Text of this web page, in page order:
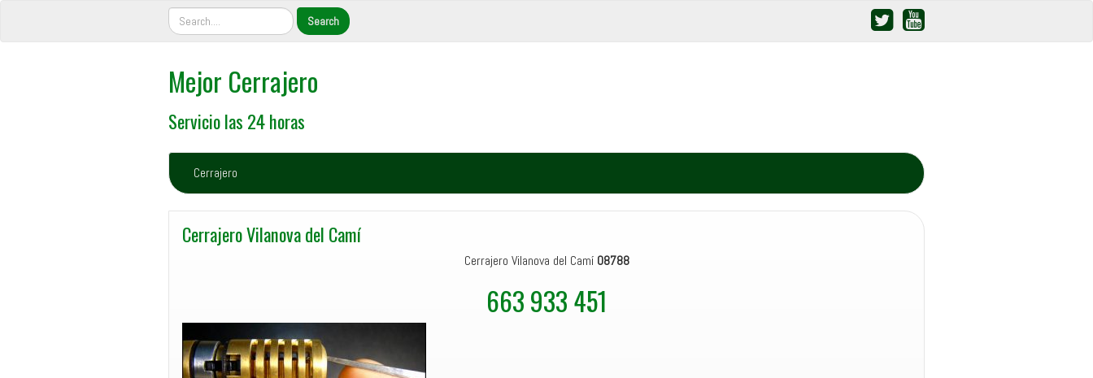
Mejor Cerrajero
Servicio las 24 horas
Cerrajero
Cerrajero Vilanova del Camí
Cerrajero Vilanova del Camí 08788
663 933 451